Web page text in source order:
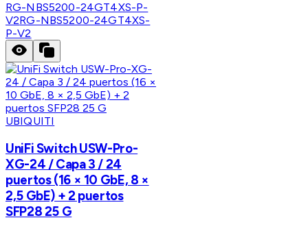
RG-NBS5200-24GT4XS-P-
V2RG-NBS5200-24GT4XS-
P-V2
UBIQUITI
UniFi Switch USW-Pro-
XG-24 / Capa 3 / 24
puertos (16 × 10 GbE, 8 ×
2,5 GbE) + 2 puertos
SFP28 25 G